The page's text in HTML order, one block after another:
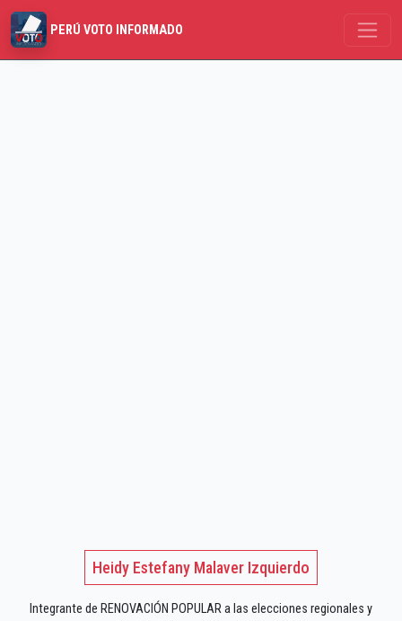
PERÚ VOTO INFORMADO
Heidy Estefany Malaver Izquierdo
Integrante de RENOVACIÓN POPULAR a las elecciones regionales y